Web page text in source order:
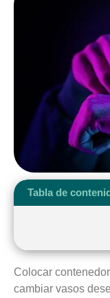
Tabla de
Colocar
cambiar vasos